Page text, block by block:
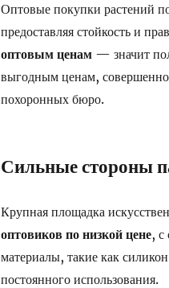
Оптовые покупки растений
предоставляя стойкость и
оптовым ценам— значит
выгодным ценам,
похоронных бюро.
Сильные стороны
Крупная площадка
оптовиков по низкой цене, с
материалы, такие как
постоянного использования.